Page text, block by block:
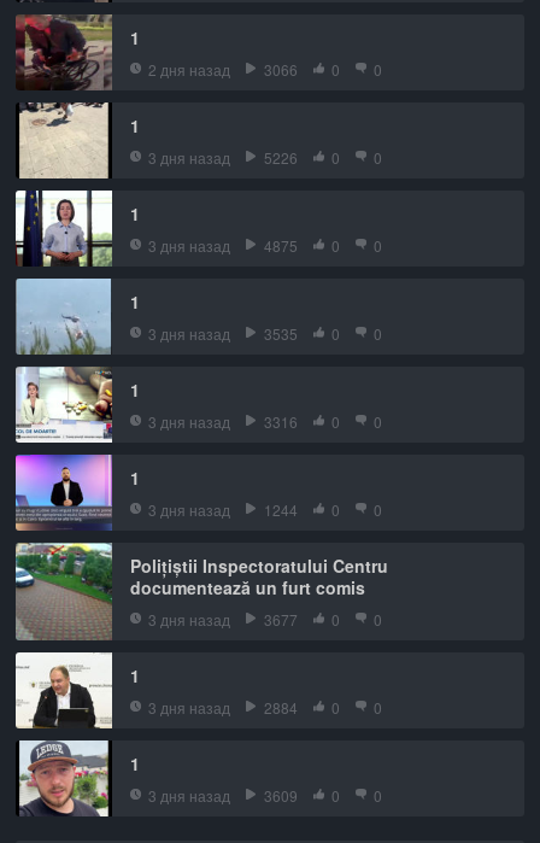
1
2 дня назад 3066 0 0
1
3 дня назад 5226 0 0
1
3 дня назад 4875 0 0
1
3 дня назад 3535 0 0
1
3 дня назад 3316 0 0
1
3 дня назад 1244 0 0
Polițiștii Inspectoratului Centru
documentează un furt comis
3 дня назад 3677 0 0
1
3 дня назад 2884 0 0
1
3 дня назад 3609 0 0